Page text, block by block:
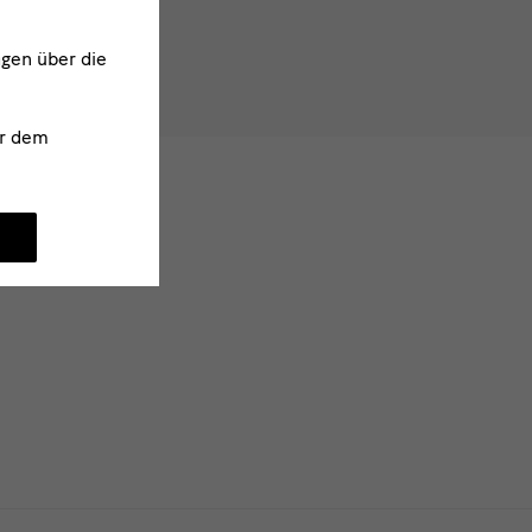
über die
dem